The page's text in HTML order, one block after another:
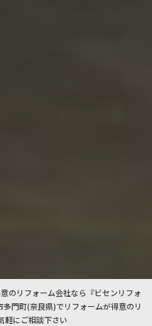
のリフォーム会社なら『ビセンリフォ
多門町(奈良県)でリフォームが得意のリ
軽にご相談下さい